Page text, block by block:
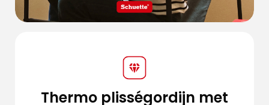
Thermo plisségordijn met